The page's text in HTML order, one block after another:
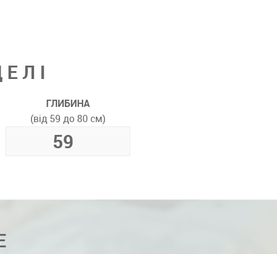
ГЛИБИНА
(від 59 до 80 см)